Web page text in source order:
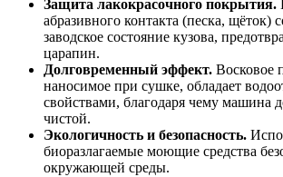
Защита лакокрасочного покрытия.
абразивного контакта (песка, щёток)
заводское состояние кузова,
царапин.
Долговременный эффект. Восковое
наносимое при сушке, обладает
свойствами, благодаря чему машина
чистой.
Экологичность и безопасность.
биоразлагаемые моющие средства
окружающей среды.